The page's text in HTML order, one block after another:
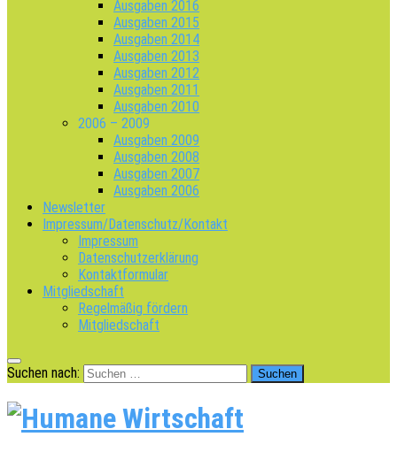
Ausgaben 2016
Ausgaben 2015
Ausgaben 2014
Ausgaben 2013
Ausgaben 2012
Ausgaben 2011
Ausgaben 2010
2006 – 2009
Ausgaben 2009
Ausgaben 2008
Ausgaben 2007
Ausgaben 2006
Newsletter
Impressum/Datenschutz/Kontakt
Impressum
Datenschutzerklärung
Kontaktformular
Mitgliedschaft
Regelmäßig fördern
Mitgliedschaft
Suchen nach: